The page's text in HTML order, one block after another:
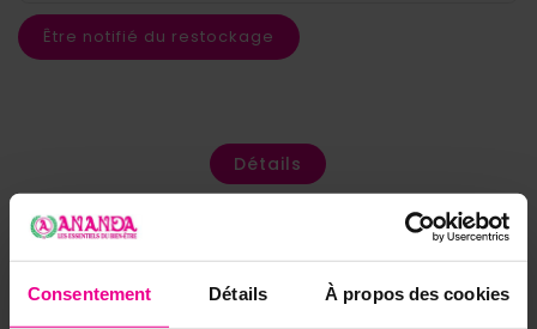
Consentement Détails À propos des cookies
Être notifié du restockage
Détails